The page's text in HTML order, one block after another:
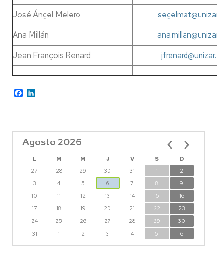
José Ángel Melero
Ana Millán
Jean François Renard
Facebook
Agosto 2026
L M M J V S
D
27
28 29 30 31 1
2
3
4 5 6 7 8
9
10
11 12 13 14 15
16
17
18 19 20 21 22
23
24
25 26 27 28 29
30
31
1 2 3 4 5 6
Paginación